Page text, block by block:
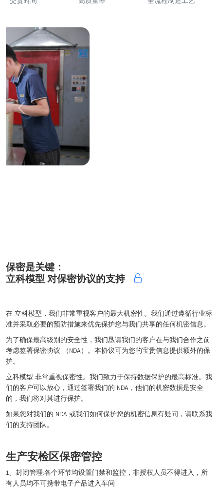
保密是关键：
立科模型 对保密协议的支持
在 立科模型，我们非常重视客户的最大机密性。我们通过遵循行业标
准并采取必要的预防措施来优先保护您与我们共享的任何机密信息。
为了确保最高级别的安全性，我们恳请我们的客户在与我们合作之前
考虑签署保密协议 （NDA）。本协议可为您的宝贵信息提供额外的保
护。
立科模型 非常重视保密性。我们致力于保持数据保护的最高标准。我
们的客户可以放心，通过签署我们的 NDA，他们的机密数据是安全
的，我们将对其进行保护。
如果您对我们的 NDA 或我们如何保护您的机密信息有疑问， 请联系我
们的支持团队。
生产安检区保密管控
1、封闭管理:各个环节均设置门禁和监控，非授权人员不得进入，所
有人员均不可携带电子产品进入车间